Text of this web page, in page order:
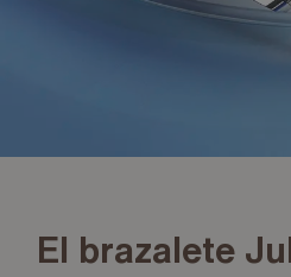
El brazalete